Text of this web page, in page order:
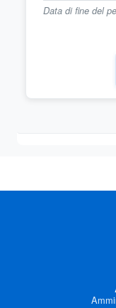
Data di fine del